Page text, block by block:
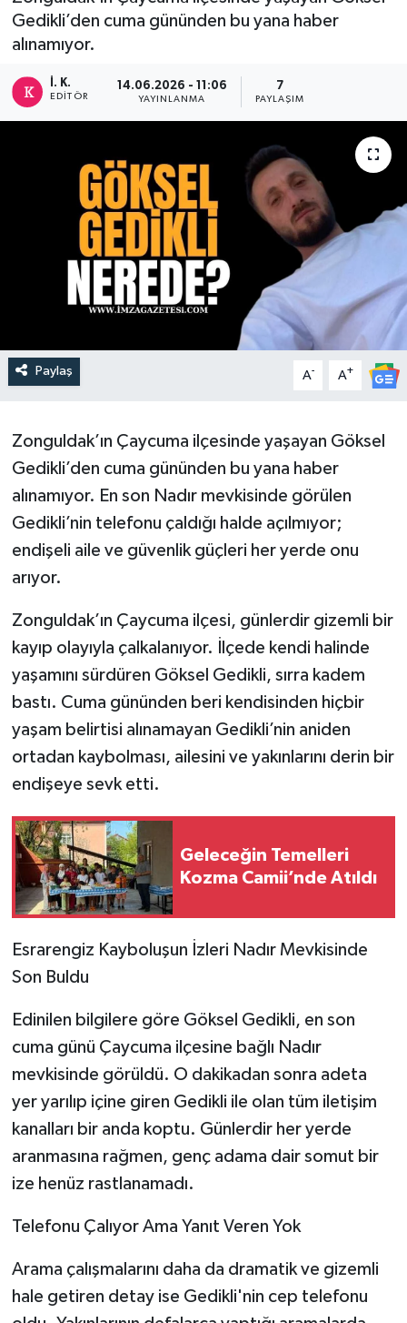
Gedikli’den cuma gününden bu yana haber
alınamıyor.
İ. K.
EDITÖR
14.06.2026 - 11:06
YAYINLANMA
7
PAYLAŞIM
Paylaş A- A+
Zonguldak’ın Çaycuma ilçesinde yaşayan Göksel
Gedikli’den cuma gününden bu yana haber
alınamıyor. En son Nadır mevkisinde görülen
Gedikli’nin telefonu çaldığı halde açılmıyor;
endişeli aile ve güvenlik güçleri her yerde onu
arıyor.
​Zonguldak’ın Çaycuma ilçesi, günlerdir gizemli bir
kayıp olayıyla çalkalanıyor. İlçede kendi halinde
yaşamını sürdüren Göksel Gedikli, sırra kadem
bastı. Cuma gününden beri kendisinden hiçbir
yaşam belirtisi alınamayan Gedikli’nin aniden
ortadan kaybolması, ailesini ve yakınlarını derin bir
endişeye sevk etti.
Geleceğin Temelleri
Kozma Camii’nde Atıldı
​Esrarengiz Kayboluşun İzleri Nadır Mevkisinde
Son Buldu
​Edinilen bilgilere göre Göksel Gedikli, en son
cuma günü Çaycuma ilçesine bağlı Nadır
mevkisinde görüldü. O dakikadan sonra adeta
yer yarılıp içine giren Gedikli ile olan tüm iletişim
kanalları bir anda koptu. Günlerdir her yerde
aranmasına rağmen, genç adama dair somut bir
ize henüz rastlanamadı.
​Telefonu Çalıyor Ama Yanıt Veren Yok
​Arama çalışmalarını daha da dramatik ve gizemli
hale getiren detay ise Gedikli'nin cep telefonu
DÜZCE
EREĞLİ
GÖKÇEBEY
KARABÜK
KASTAMONU